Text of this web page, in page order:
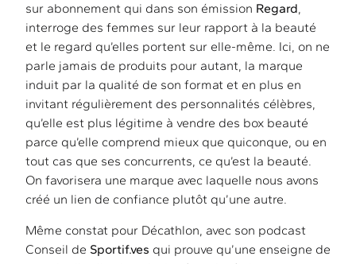
sur abonnement qui dans son émission Regard,
interroge des femmes sur leur rapport à la beauté
et le regard qu’elles portent sur elle-même. Ici, on ne
parle jamais de produits pour autant, la marque
induit par la qualité de son format et en plus en
invitant régulièrement des personnalités célèbres,
qu’elle est plus légitime à vendre des box beauté
parce qu’elle comprend mieux que quiconque, ou en
tout cas que ses concurrents, ce qu’est la beauté.
On favorisera une marque avec laquelle nous avons
créé un lien de confiance plutôt qu’une autre.
Même constat pour Décathlon, avec son podcast
Conseil de Sportif.ves qui prouve qu’une enseigne de